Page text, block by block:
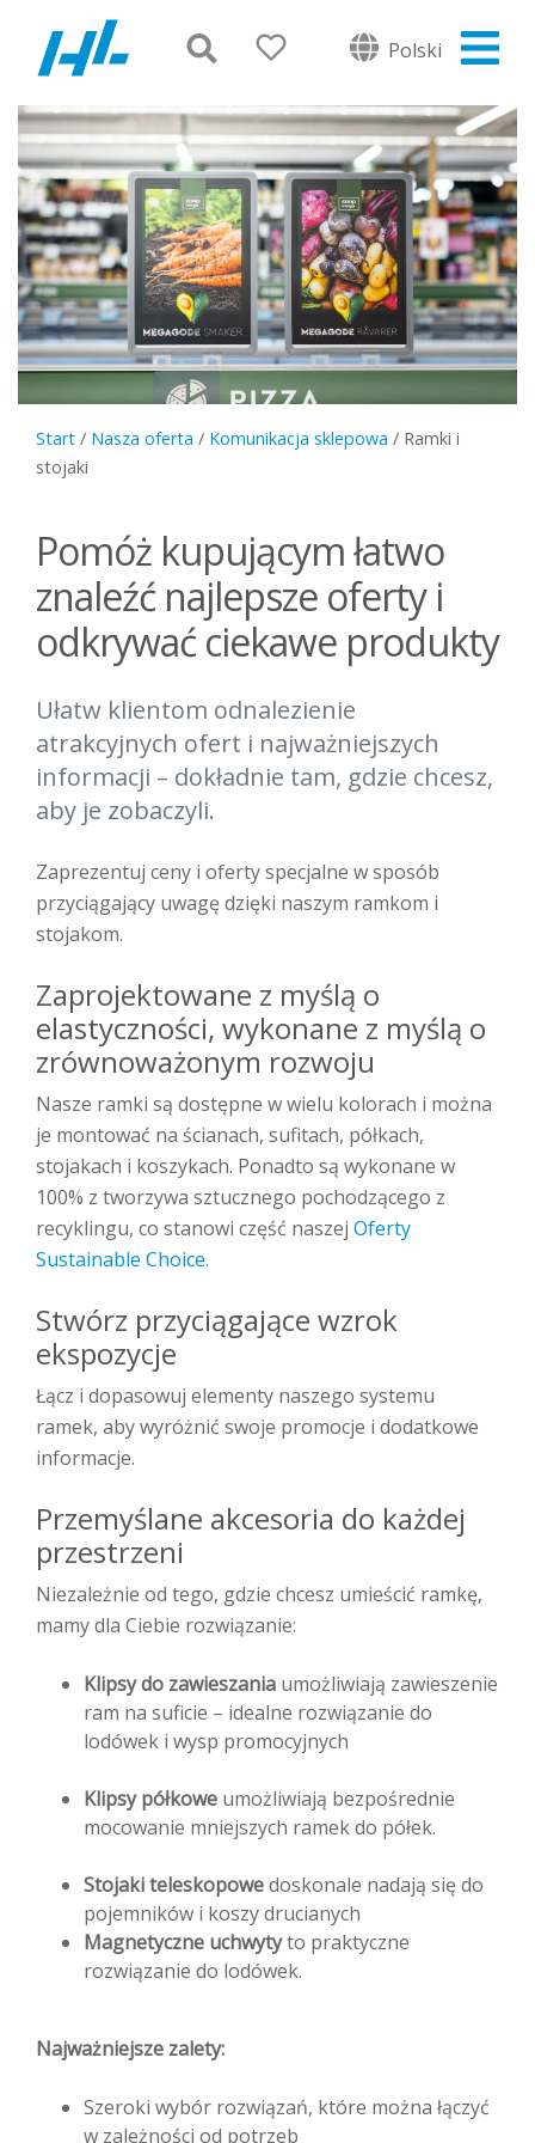
Polski
Start / Nasza oferta / Komunikacja sklepowa / Ramki i
stojaki
Pomóż kupującym łatwo
znaleźć najlepsze oferty i
odkrywać ciekawe produkty
Ułatw klientom odnalezienie
atrakcyjnych ofert i najważniejszych
informacji – dokładnie tam, gdzie chcesz,
aby je zobaczyli.
Zaprezentuj ceny i oferty specjalne w sposób
przyciągający uwagę dzięki naszym ramkom i
stojakom.
Zaprojektowane z myślą o
elastyczności, wykonane z myślą o
zrównoważonym rozwoju
Nasze ramki są dostępne w wielu kolorach i można
je montować na ścianach, sufitach, półkach,
stojakach i koszykach. Ponadto są wykonane w
100% z tworzywa sztucznego pochodzącego z
recyklingu, co stanowi część naszej Oferty
Sustainable Choice.
Stwórz przyciągające wzrok
ekspozycje
Łącz i dopasowuj elementy naszego systemu
ramek, aby wyróżnić swoje promocje i dodatkowe
informacje.
Przemyślane akcesoria do każdej
przestrzeni
Niezależnie od tego, gdzie chcesz umieścić ramkę,
mamy dla Ciebie rozwiązanie:
Klipsy do zawieszania umożliwiają zawieszenie
ram na suficie – idealne rozwiązanie do
lodówek i wysp promocyjnych
Klipsy półkowe umożliwiają bezpośrednie
mocowanie mniejszych ramek do półek.
Stojaki teleskopowedoskonale nadają się do
pojemników i koszy drucianych
Magnetyczne uchwytyto praktyczne
rozwiązanie do lodówek.
Najważniejsze zalety:
Szeroki wybór rozwiązań, które można łączyć
w zależności od potrzeb